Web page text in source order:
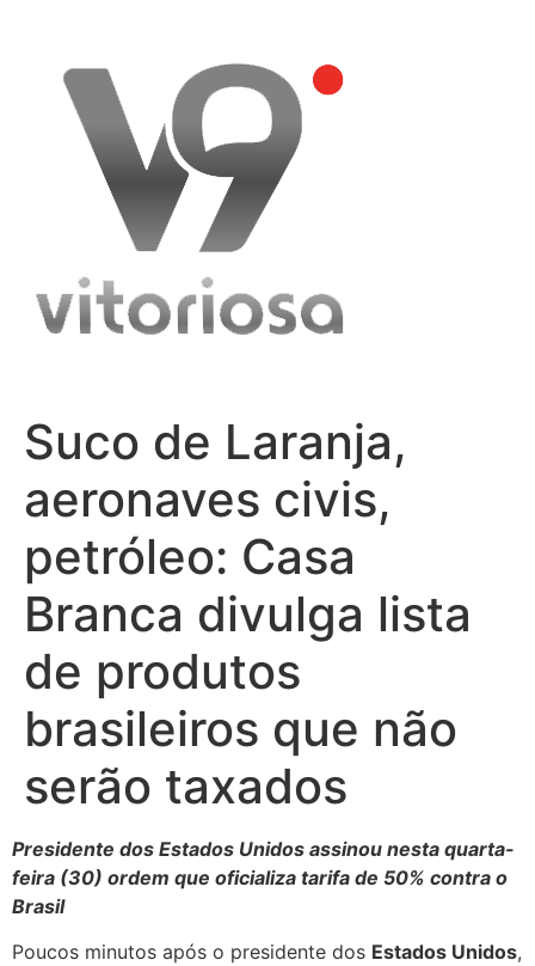
content
Suco de Laranja,
aeronaves civis,
petróleo: Casa
Branca divulga lista
de produtos
brasileiros que não
serão taxados
Presidente dos Estados Unidos assinou nesta quarta-
feira (30) ordem que oficializa tarifa de 50% contra o
Brasil
Poucos minutos após o presidente dos Estados Unidos,